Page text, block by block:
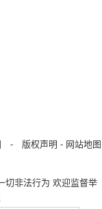
- 版权声明 - 网站地图
切非法行为 欢迎监督举